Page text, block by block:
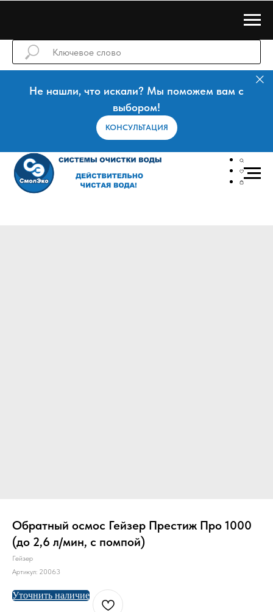
Не нашли, что искали? Мы поможем вам с
выбором!
КОНСУЛЬТАЦИЯ
Обратный осмос Гейзер Престиж Про 1000
(до 2,6 л/мин, с помпой)
Гейзер
Артикул: 20063
Уточнить наличие